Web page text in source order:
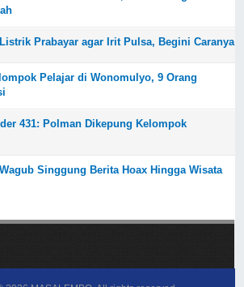
Prabayar agar Irit Pulsa, Begini Caranya
Pelajar di Wonomulyo, 9 Orang
431: Polman Dikepung Kelompok
Singgung Berita Hoax Hingga Wisata